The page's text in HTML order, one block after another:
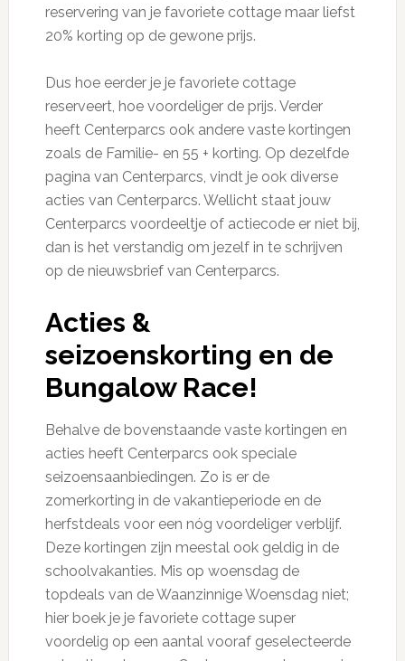
reservering van je favoriete cottage maar liefst
20% korting op de gewone prijs.
Dus hoe eerder je je favoriete cottage
reserveert, hoe voordeliger de prijs. Verder
heeft Centerparcs ook andere vaste kortingen
zoals de Familie- en 55 + korting. Op dezelfde
pagina van Centerparcs, vindt je ook diverse
acties van Centerparcs. Wellicht staat jouw
Centerparcs voordeeltje of actiecode er niet bij,
dan is het verstandig om jezelf in te schrijven
op de nieuwsbrief van Centerparcs.
Acties &
seizoenskorting en de
Bungalow Race!
Behalve de bovenstaande vaste kortingen en
acties heeft Centerparcs ook speciale
seizoensaanbiedingen. Zo is er de
zomerkorting in de vakantieperiode en de
herfstdeals voor een nóg voordeliger verblijf.
Deze kortingen zijn meestal ook geldig in de
schoolvakanties. Mis op woensdag de
topdeals van de Waanzinnige Woensdag niet;
hier boek je je favoriete cottage super
voordelig op een aantal vooraf geselecteerde